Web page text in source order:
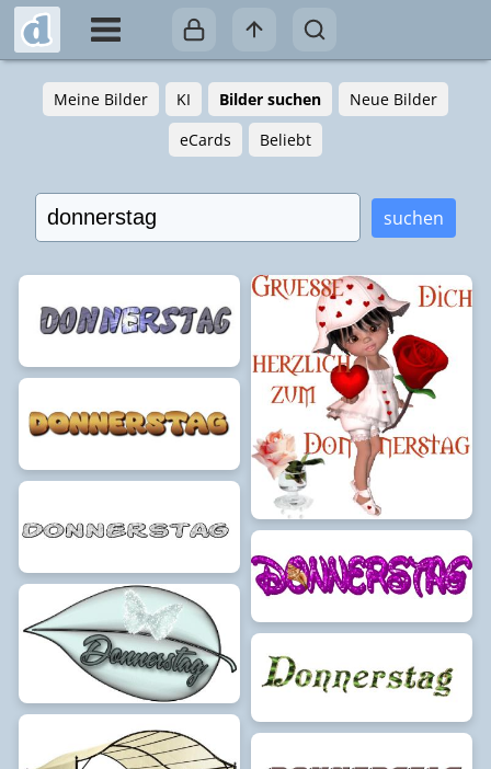
Meine Bilder KI Bilder suchen
Neue Bilder
eCards
Beliebt
suchen